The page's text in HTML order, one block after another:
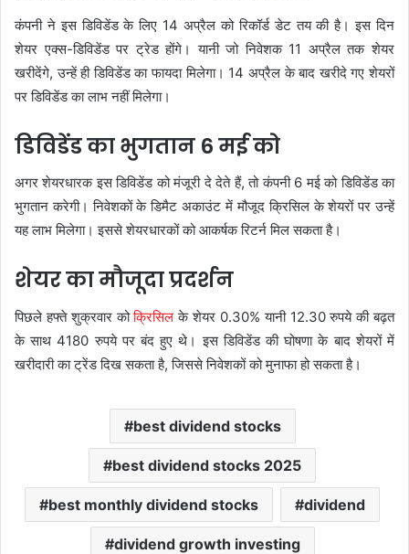
कंपनी ने इस डिविडेंड के लिए 14 अप्रैल को रिकॉर्ड डेट तय की है। इस दिन
शेयर एक्स-डिविडेंड पर ट्रेड होंगे। यानी जो निवेशक 11 अप्रैल तक शेयर
खरीदेंगे, उन्हें ही डिविडेंड का फायदा मिलेगा। 14 अप्रैल के बाद खरीदे गए शेयरों
पर डिविडेंड का लाभ नहीं मिलेगा।
डिविडेंड का भुगतान 6 मई को
अगर शेयरधारक इस डिविडेंड को मंजूरी दे देते हैं, तो कंपनी 6 मई को डिविडेंड का
भुगतान करेगी। निवेशकों के डिमैट अकाउंट में मौजूद क्रिसिल के शेयरों पर उन्हें
यह लाभ मिलेगा। इससे शेयरधारकों को आकर्षक रिटर्न मिल सकता है।
शेयर का मौजूदा प्रदर्शन
पिछले हफ्ते शुक्रवार कोक्रिसिल के शेयर 0.30% यानी 12.30 रुपये की बढ़त
के साथ 4180 रुपये पर बंद हुए थे। इस डिविडेंड की घोषणा के बाद शेयरों में
खरीदारी का ट्रेंड दिख सकता है, जिससे निवेशकों को मुनाफा हो सकता है।
best dividend stocks
best dividend stocks 2025
best monthly dividend stocks dividend
dividend growth investing